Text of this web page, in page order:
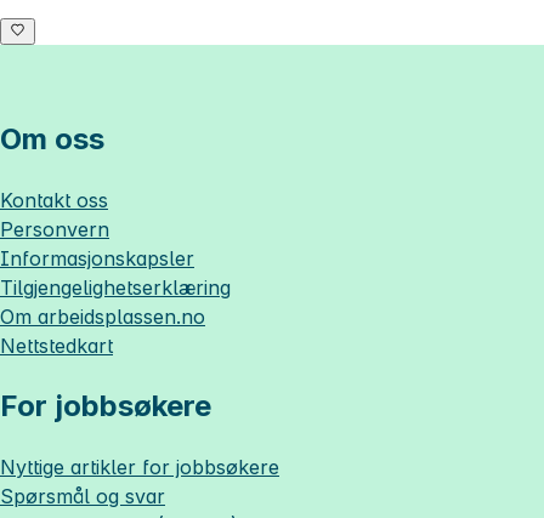
Om oss
Kontakt oss
Personvern
Informasjonskapsler
Tilgjengelighetserklæring
Om arbeidsplassen.no
Nettstedkart
For jobbsøkere
Nyttige artikler for jobbsøkere
Spørsmål og svar